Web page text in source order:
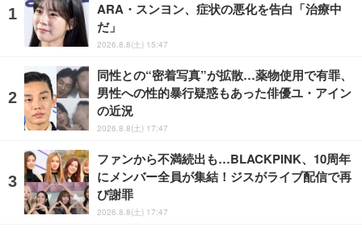
ARA・スンヨン、症状の悪化を告白「治療中
だ」
2026.8.8(土) 15:47
同性との“密着写真”が拡散…薬物使用で有罪、
男性への性的暴行疑惑もあった俳優ユ・アイン
の近況
2026.8.8(土) 17:47
ファンから不満続出も…BLACKPINK、10周年
にメンバー全員が集結！ジスがライブ配信で再
び謝罪
2026.8.8(土) 17:47